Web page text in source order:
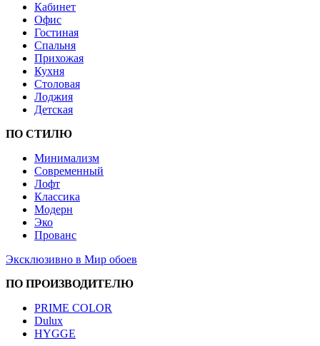
Кабинет
Офис
Гостиная
Спальня
Прихожая
Кухня
Столовая
Лоджия
Детская
ПО СТИЛЮ
Минимализм
Современный
Лофт
Классика
Модерн
Эко
Прованс
Эксклюзивно в Мир обоев
ПО ПРОИЗВОДИТЕЛЮ
PRIME COLOR
Dulux
HYGGE